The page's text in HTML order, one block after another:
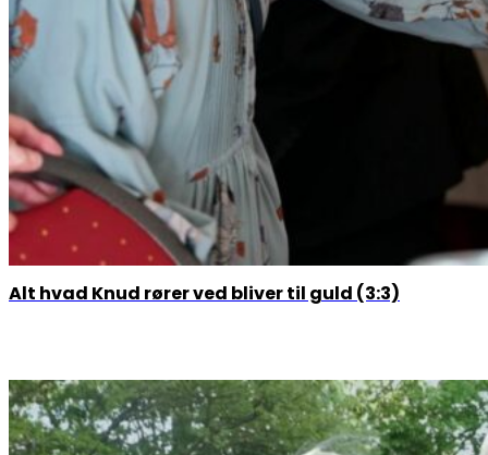
Alt hvad Knud rører ved bliver til guld (3:3)